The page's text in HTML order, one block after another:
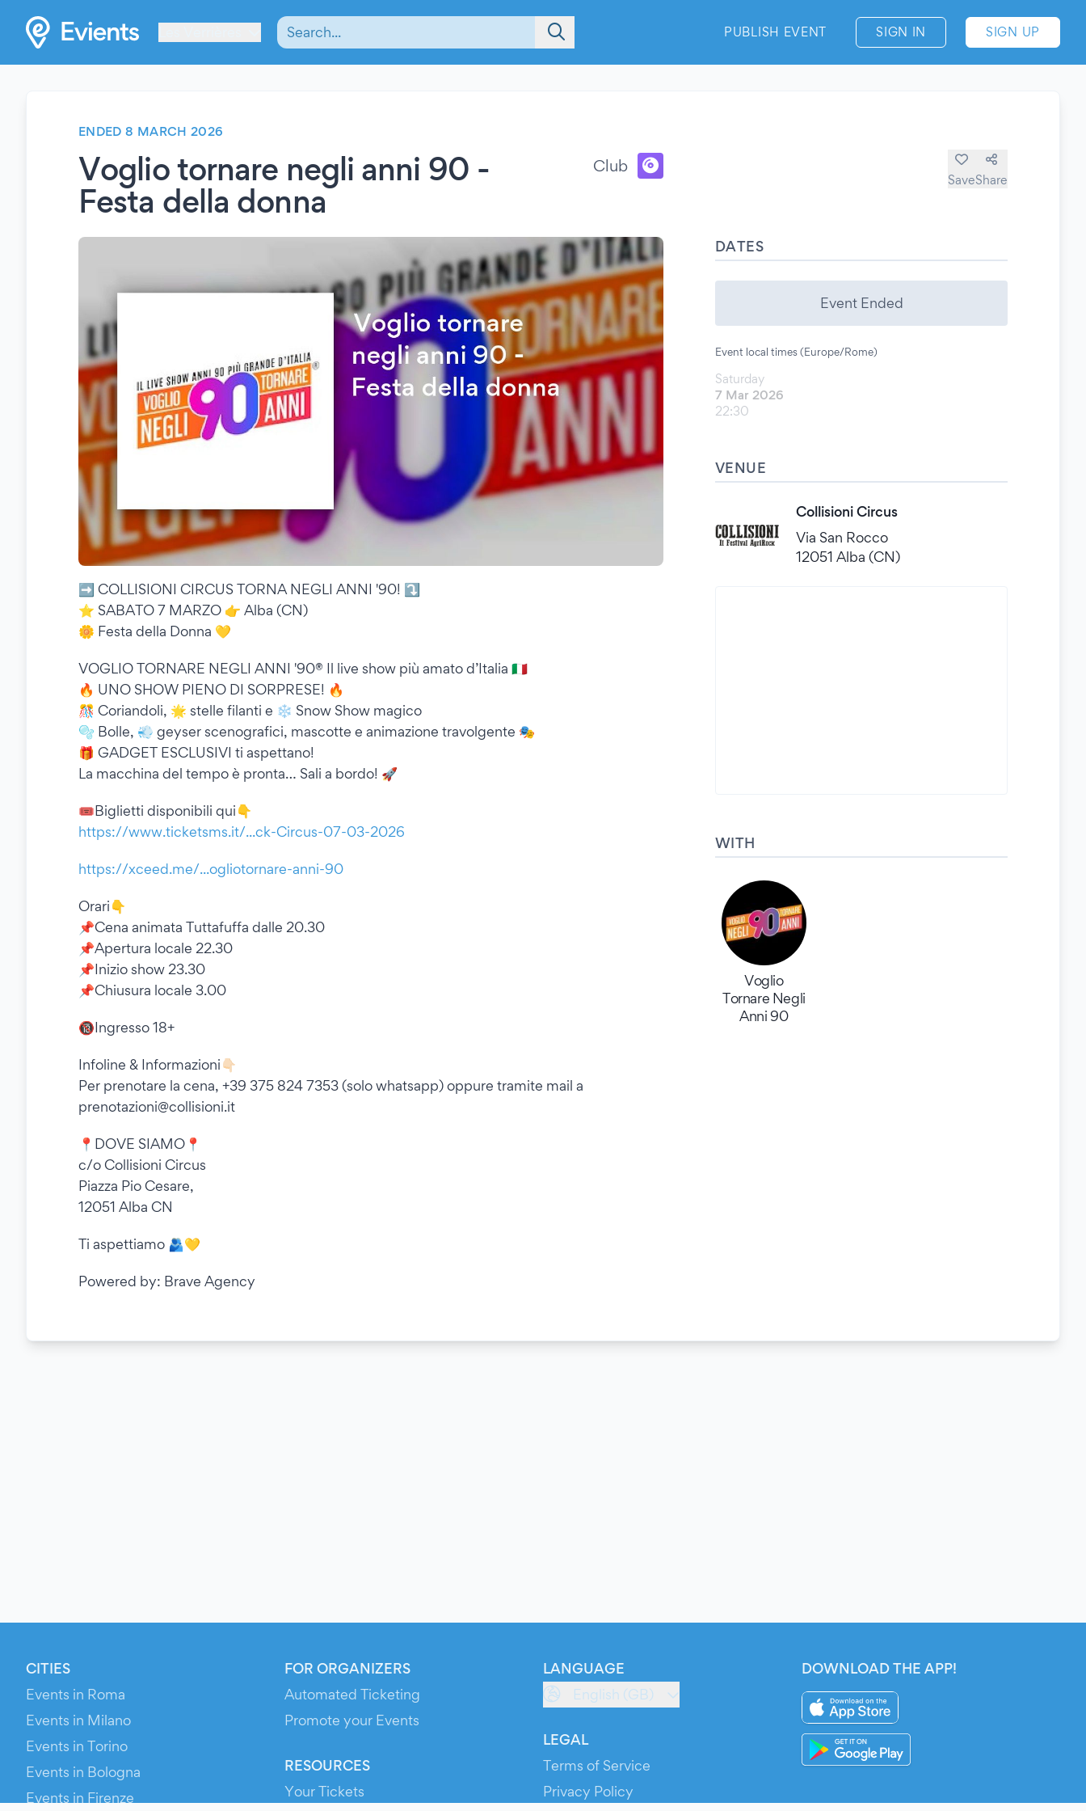
PUBLISH EVENT SIGN IN SIGN UP
ENDED 8 MARCH 2026
Voglio tornare negli anni 90 -
Festa della donna
Club
SaveShare
➡️ COLLISIONI CIRCUS TORNA NEGLI ANNI '90! ⤵️
⭐️ SABATO 7 MARZO 👉 Alba (CN)
🌼 Festa della Donna 💛
VOGLIO TORNARE NEGLI ANNI '90®️ Il live show più amato d’Italia 🇮🇹
🔥 UNO SHOW PIENO DI SORPRESE! 🔥
🎊 Coriandoli, 🌟 stelle filanti e ❄️ Snow Show magico
🫧 Bolle, 💨 geyser scenografici, mascotte e animazione travolgente 🎭
🎁 GADGET ESCLUSIVI ti aspettano!
La macchina del tempo è pronta… Sali a bordo! 🚀
🎟️Biglietti disponibili qui👇
https://www.ticketsms.it/...ck-Circus-07-03-2026
https://xceed.me/...ogliotornare-anni-90
Orari👇
📌Cena animata Tuttafuffa dalle 20.30
📌Apertura locale 22.30
📌Inizio show 23.30
📌Chiusura locale 3.00
🔞Ingresso 18+
Infoline & Informazioni👇🏻
Per prenotare la cena, +39 375 824 7353 (solo whatsapp) oppure tramite mail a
prenotazioni@collisioni.it
📍DOVE SIAMO📍
c/o Collisioni Circus
Piazza Pio Cesare,
12051 Alba CN
Ti aspettiamo 🫂💛
Powered by: Brave Agency
DATES
Event Ended
Event local times (Europe/Rome)
Saturday
7 Mar 2026
22:30
VENUE
Collisioni Circus
Via San Rocco
12051 Alba (CN)
WITH
Voglio
Tornare Negli
Anni 90
CITIES
Events in Roma
Events in Milano
Events in Torino
Events in Bologna
Events in Firenze
FOR ORGANIZERS
Automated Ticketing
Promote your Events
RESOURCES
Your Tickets
LANGUAGE
English (GB)
LEGAL
Terms of Service
Privacy Policy
DOWNLOAD THE APP!